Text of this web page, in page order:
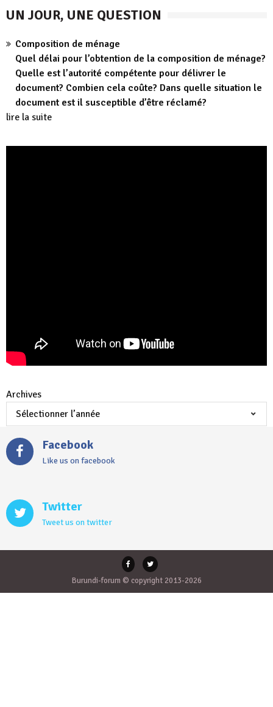
UN JOUR, UNE QUESTION
Composition de ménage
Quel délai pour l’obtention de la composition de ménage?
Quelle est l’autorité compétente pour délivrer le
document? Combien cela coûte? Dans quelle situation le
document est il susceptible d’être réclamé?
lire la suite
Archives
Facebook
Like us on facebook
Twitter
Tweet us on twitter
Burundi-forum © copyright 2013-2026